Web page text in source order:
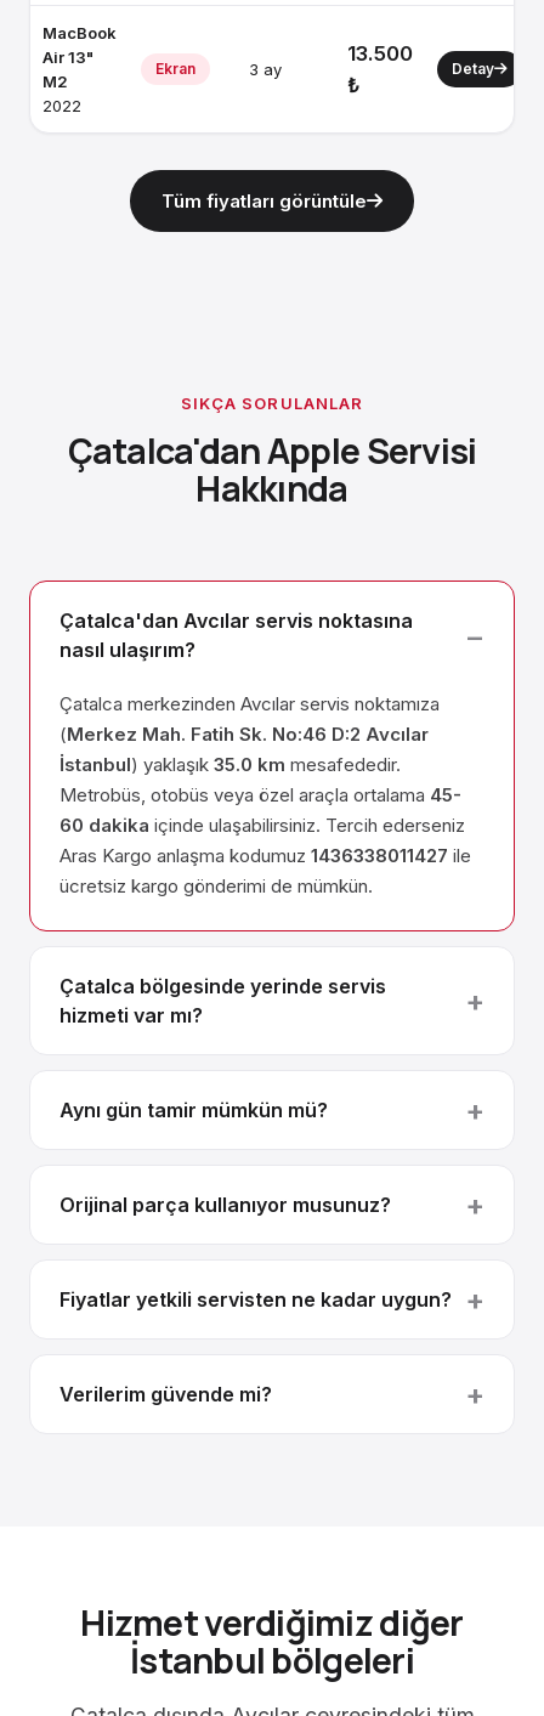
MacBook
Air 13"
M2
2022
Ekran 3 ay
13.500
₺
Detay
Tüm fiyatları görüntüle
SIKÇA SORULANLAR
Çatalca'dan Apple Servisi
Hakkında
Çatalca'dan Avcılar servis noktasına
nasıl ulaşırım?
Çatalca merkezinden Avcılar servis noktamıza
(Merkez Mah. Fatih Sk. No:46 D:2 Avcılar
İstanbul) yaklaşık 35.0 km mesafededir.
Metrobüs, otobüs veya özel araçla ortalama 45-
60 dakika içinde ulaşabilirsiniz. Tercih ederseniz
Aras Kargo anlaşma kodumuz 1436338011427 ile
ücretsiz kargo gönderimi de mümkün.
Çatalca bölgesinde yerinde servis
hizmeti var mı?
Aynı gün tamir mümkün mü?
Orijinal parça kullanıyor musunuz?
Fiyatlar yetkili servisten ne kadar uygun?
Verilerim güvende mi?
Hizmet verdiğimiz diğer
İstanbul bölgeleri